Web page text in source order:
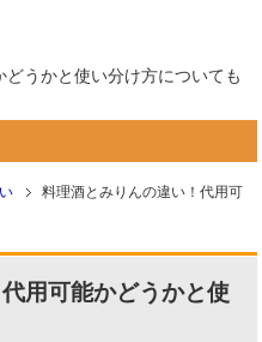
うかと使い分け方についても
料理酒とみりんの違い！代用可
用可能かどうかと使